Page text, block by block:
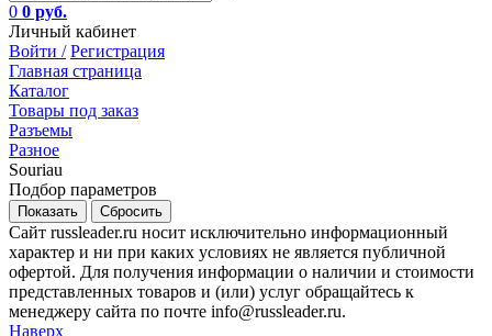
0 0 руб.
Личный кабинет
Войти / Регистрация
Главная страница
Каталог
Товары под заказ
Разъемы
Разное
Souriau
Подбор параметров
Сайт russleader.ru носит исключительно информационный
характер и ни при каких условиях не является публичной
офертой. Для получения информации о наличии и стоимости
представленных товаров и (или) услуг обращайтесь к
менеджеру сайта по почте info@russleader.ru.
Наверх